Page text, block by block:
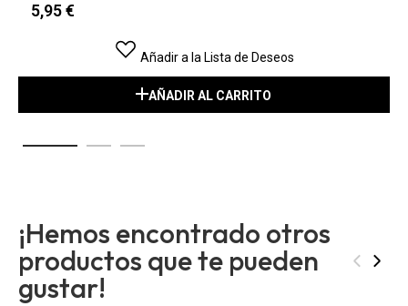
5,95 €
Añadir a la Lista de Deseos
AÑADIR AL CARRITO
¡Hemos encontrado otros
productos que te pueden
gustar!
‹ ›